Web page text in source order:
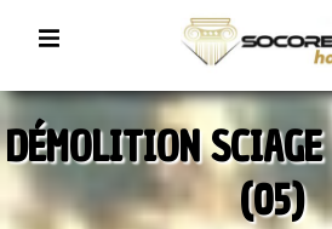
DÉMOLITION
(05)